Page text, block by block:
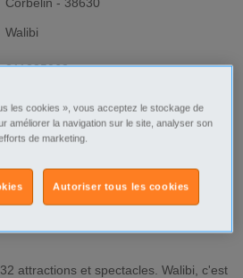
Walibi
311285068
Industrie - Production
CDI
attractions et spectacles. Walibi, c'est
les cookies », vous acceptez le stockage de
améliorer la navigation sur le site, analyser son
de marketing.
Autoriser tous les cookies